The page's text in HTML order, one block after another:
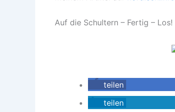
Auf die Schultern – Fertig – Los!
teilen
teilen